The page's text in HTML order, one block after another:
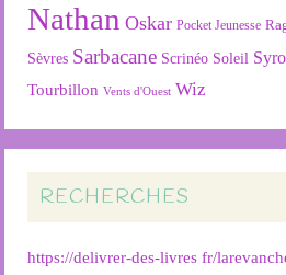
Nathan Oskar Pocket Jeunesse
Sèvres Sarbacane Scrinéo Soleil
Tourbillon Vents d'Ouest Wiz
RECHERCHES
https://delivrer-des-livres fr/